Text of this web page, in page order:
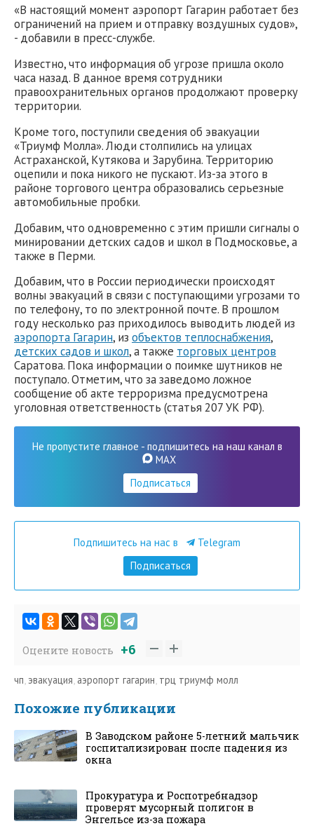
«В настоящий момент аэропорт Гагарин работает без
ограничений на прием и отправку воздушных судов»,
- добавили в пресс-службе.
Известно, что информация об угрозе пришла около
часа назад. В данное время сотрудники
правоохранительных органов продолжают проверку
территории.
Кроме того, поступили сведения об эвакуации
«Триумф Молла». Люди столпились на улицах
Астраханской, Кутякова и Зарубина. Территорию
оцепили и пока никого не пускают. Из-за этого в
районе торгового центра образовались серьезные
автомобильные пробки.
Добавим, что одновременно с этим пришли сигналы о
минировании детских садов и школ в Подмосковье, а
также в Перми.
Добавим, что в России периодически происходят
волны эвакуаций в связи с поступающими угрозами то
по телефону, то по электронной почте. В прошлом
году несколько раз приходилось выводить людей из
аэропорта Гагарин, из объектов теплоснабжения,
детских садов и школ, а также торговых центров
Саратова. Пока информации о поимке шутников не
поступало. Отметим, что за заведомо ложное
сообщение об акте терроризма предусмотрена
уголовная ответственность (статья 207 УК РФ).
Не пропустите главное - подпишитесь на наш канал в
MAX
Подписаться
Подпишитесь на нас в
Telegram
Подписаться
Оцените новость +6
чп эвакуация аэропорт гагарин трц триумф молл
Похожие публикации
В Заводском районе 5-летний мальчик
госпитализирован после падения из
окна
Прокуратура и Роспотребнадзор
проверят мусорный полигон в
Энгельсе из-за пожара